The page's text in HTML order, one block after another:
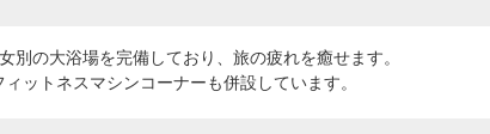
別の大浴場を完備しており、旅の疲れを癒せます。
ットネスマシンコーナーも併設しています。